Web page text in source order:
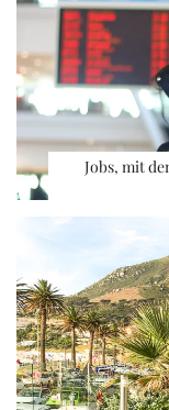
Jobs, mit